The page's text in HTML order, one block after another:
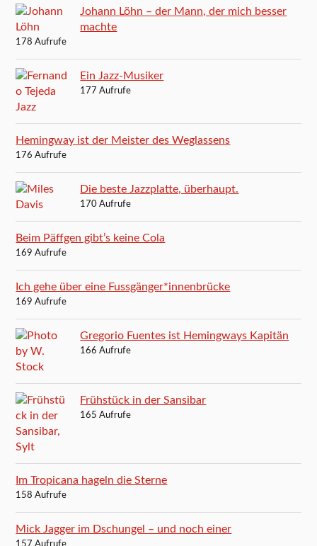
Johann Löhn – der Mann, der mich besser
machte
178 Aufrufe
Ein Jazz-Musiker
177 Aufrufe
Hemingway ist der Meister des Weglassens
176 Aufrufe
Die beste Jazzplatte, überhaupt.
170 Aufrufe
Beim Päffgen gibt’s keine Cola
169 Aufrufe
Ich gehe über eine Fussgänger*innenbrücke
169 Aufrufe
Gregorio Fuentes ist Hemingways Kapitän
166 Aufrufe
Frühstück in der Sansibar
165 Aufrufe
Im Tropicana hageln die Sterne
158 Aufrufe
Mick Jagger im Dschungel – und noch einer